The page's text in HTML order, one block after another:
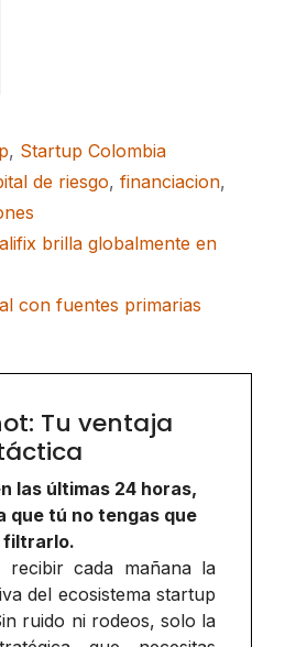
, Startup Colombia
de riesgo, financiacion,
brilla globalmente en
con fuentes primarias
Tu ventaja
las últimas 24 horas,
que tú no tengas que
filtrarlo.
recibir cada mañana la
del ecosistema startup
ruido ni rodeos, solo la